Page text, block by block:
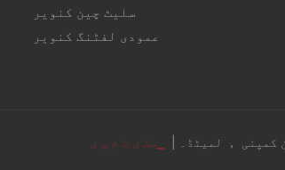
سلیٹ چین کنویر
عمودی لفٹنگ کنویر
▁سک ی ٹ م پ ی